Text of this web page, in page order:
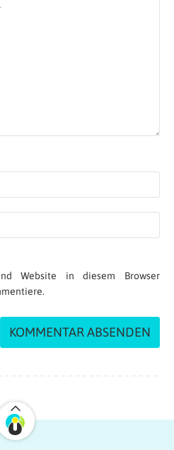
Website in diesem Browser